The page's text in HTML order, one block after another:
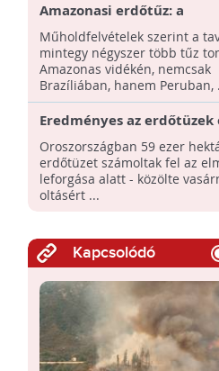
Amazonasi erdőtűz: a
műholdfelvételek szerint
több terület ég, mint
Műholdfelvételek szerint a
mintegy négyszer több tűz
Amazonas vidékén, nemcsak
Brazíliában, hanem Peruban,
Eredményes az erdőtüzek
orosz szakszolgálat szerint
Oroszországban 59 ezer
erdőtüzet számoltak fel az
leforgása alatt - közölte
oltásért ...
Kapcsolódó